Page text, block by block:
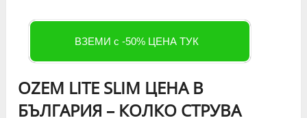
ВЗЕМИ с -50% ЦЕНА ТУК
OZEM LITE SLIM ЦЕНА В
БЪЛГАРИЯ – КОЛКО СТРУВА